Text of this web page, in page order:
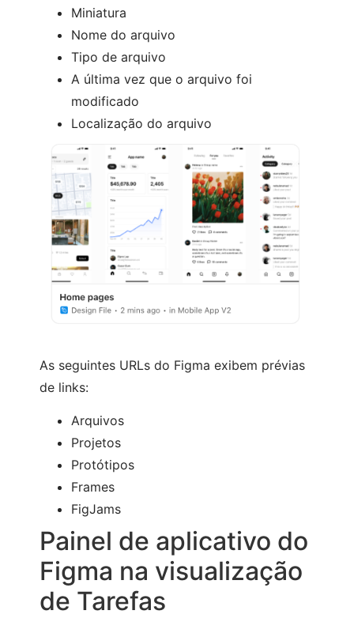
Miniatura
Nome do arquivo
Tipo de arquivo
A última vez que o arquivo foi
modificado
Localização do arquivo
As seguintes URLs do Figma exibem prévias
de links:
Arquivos
Projetos
Protótipos
Frames
FigJams
Painel de aplicativo do
Figma na visualização
de Tarefas